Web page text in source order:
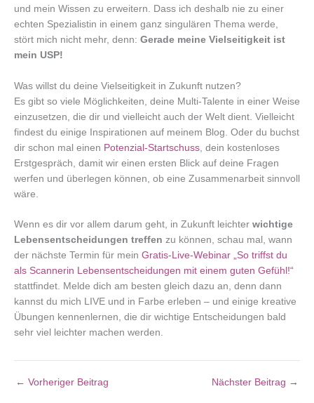
und mein Wissen zu erweitern. Dass ich deshalb nie zu einer
echten Spezialistin in einem ganz singulären Thema werde,
stört mich nicht mehr, denn: Gerade meine Vielseitigkeit ist
mein USP!
Was willst du deine Vielseitigkeit in Zukunft nutzen?
Es gibt so viele Möglichkeiten, deine Multi-Talente in einer Weise
einzusetzen, die dir und vielleicht auch der Welt dient. Vielleicht
findest du einige Inspirationen auf meinem Blog. Oder du buchst
dir schon mal einen Potenzial-Startschuss , dein kostenloses
Erstgespräch, damit wir einen ersten Blick auf deine Fragen
werfen und überlegen können, ob eine Zusammenarbeit sinnvoll
wäre.
Wenn es dir vor allem darum geht, in Zukunft leichter wichtige
Lebensentscheidungen treffen zu können, schau mal, wann
der nächste Termin für mein Gratis-Live-Webinar „So triffst du
als Scannerin Lebensentscheidungen mit einem guten Gefühl!“
stattfindet. Melde dich am besten gleich dazu an, denn dann
kannst du mich LIVE und in Farbe erleben – und einige kreative
Übungen kennenlernen, die dir wichtige Entscheidungen bald
sehr viel leichter machen werden.
← Vorheriger Beitrag Nächster Beitrag →